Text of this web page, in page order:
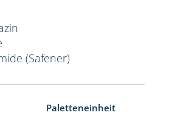
(Safener)
Paletteneinheit